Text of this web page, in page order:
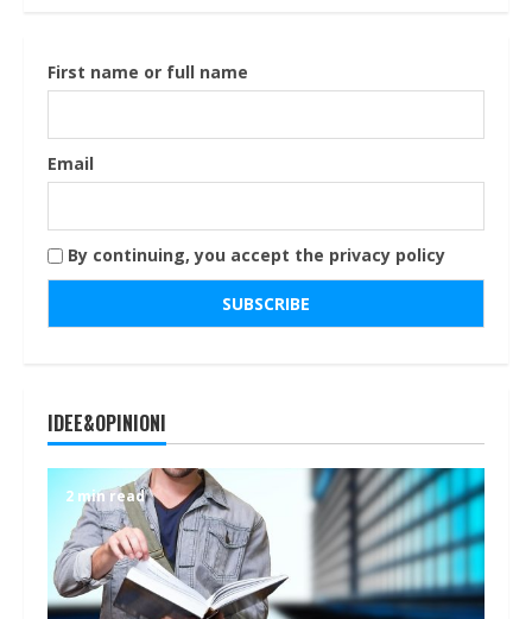
First name or full name
Email
By continuing, you accept the privacy policy
IDEE&OPINIONI
2 min read